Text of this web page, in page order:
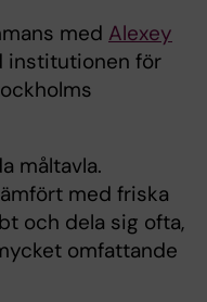
med Alexey
institutionen för
måltavla.
med friska
och dela sig ofta,
omfattande